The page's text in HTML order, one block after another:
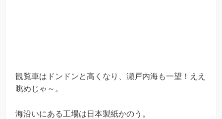
観覧車はドンドンと高くなり、瀬戸内海も一望！ええ
眺めじゃ～。
海沿いにある工場は日本製紙かのう。